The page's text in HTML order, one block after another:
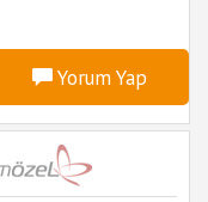
Yorum Yap